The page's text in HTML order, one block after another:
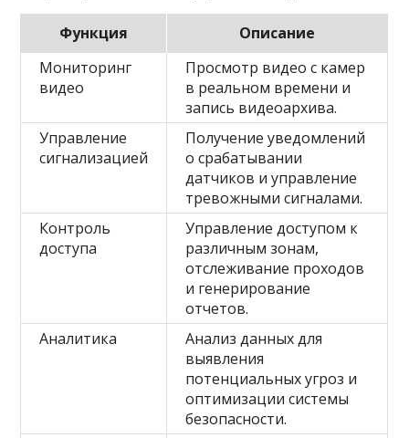
Функция
Описание
Мониторинг
видео
Просмотр видео с камер
в реальном времени и
запись видеоархива.
Управление
сигнализацией
Получение уведомлений
о срабатывании
датчиков и управление
тревожными сигналами.
Контроль
доступа
Управление доступом к
различным зонам,
отслеживание проходов
и генерирование
отчетов.
Аналитика
Анализ данных для
выявления
потенциальных угроз и
оптимизации системы
безопасности.